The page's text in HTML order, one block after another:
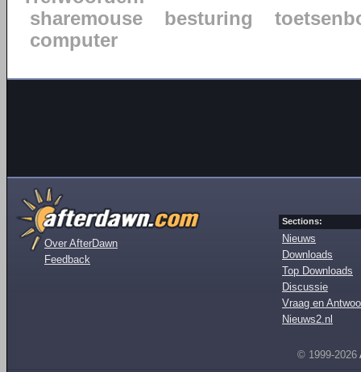
sharemouse
besturing
computer
Over AfterDawn
Feedback
Sections:
Nieuws
Downloads
Top Downloads
Discussie
Vraag en
Nieuws2.nl
© 1999-2026